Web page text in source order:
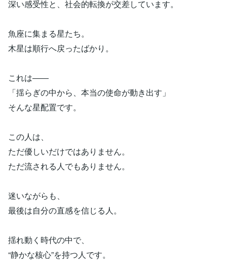
深い感受性と、社会的転換が交差しています。
魚座に集まる星たち。
木星は順行へ戻ったばかり。
これは――
「揺らぎの中から、本当の使命が動き出す」
そんな星配置です。
この人は、
ただ優しいだけではありません。
ただ流される人でもありません。
迷いながらも、
最後は自分の直感を信じる人。
揺れ動く時代の中で、
“静かな核心”を持つ人です。